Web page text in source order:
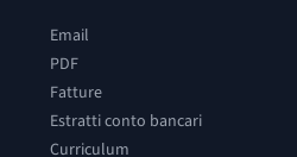
Email
PDF
Fatture
Estratti conto bancari
Curriculum